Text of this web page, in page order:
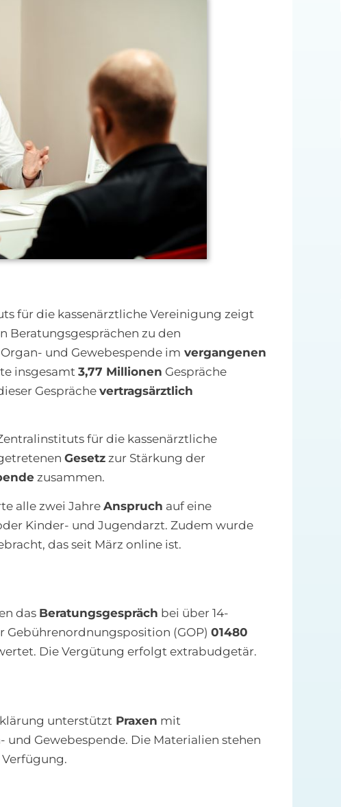
für die kassenärztliche Vereinigung zeigt
Beratungsgesprächen zu den
und Gewebespende im vergangenen
insgesamt 3,77 Millionen Gespräche
Gespräche vertragsärztlich
für die kassenärztliche
Gesetzzur Stärkung der
zusammen.
alle zwei Jahre Anspruch auf eine
Kinder- und Jugendarzt. Zudem wurde
das seit März online ist.
das Beratungsgespräch bei über 14-
Gebührenordnungsposition (GOP) 01480
Die Vergütung erfolgt extrabudgetär.
unterstütztPraxen mit
Gewebespende. Die Materialien stehen